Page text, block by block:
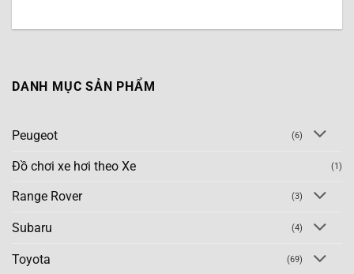
DANH MỤC SẢN PHẨM
Peugeot (6)
Đồ chơi xe hơi theo Xe (1)
Range Rover (3)
Subaru (4)
Toyota (69)